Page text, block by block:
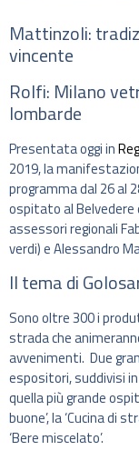
Mattinzoli:
vincente
Rolfi: Milano
lombarde
Presentata oggi in
2019, la
programma dal 26 al
ospitato al Belvedere
assessori regionali
verdi) e Alessandro
Il tema di
Sono oltre 300 i
strada che
avvenimenti. Due
espositori, suddivisi in
quella più grande
buone’, la ‘Cucina di
‘Bere miscelato’.